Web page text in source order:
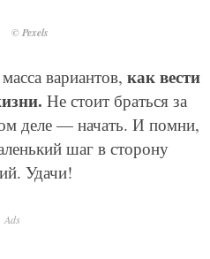
© Pexels
вариантов, как вести
Не стоит браться за
деле — начать. И помни,
шаг в сторону
Удачи!
Ads